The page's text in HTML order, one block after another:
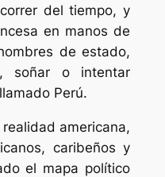
del tiempo, y
en manos de
de estado,
soñar o intentar
Perú.
americana,
caribeños y
el mapa político